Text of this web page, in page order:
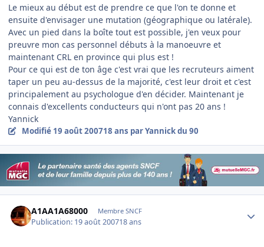
Le mieux au début est de prendre ce que l'on te donne et
ensuite d'envisager une mutation (géographique ou latérale).
Avec un pied dans la boîte tout est possible, j'en veux pour
preuvre mon cas personnel débuts à la manoeuvre et
maintenant CRL en province qui plus est !
Pour ce qui est de ton âge c'est vrai que les recruteurs aiment
taper un peu au-dessus de la majorité, c'est leur droit et c'est
principalement au psychologue d'en décider. Maintenant je
connais d'excellents conducteurs qui n'ont pas 20 ans !
Yannick
Modifié 19 août 200718 ans par Yannick du 90
A1AA1A68000 Membre SNCF
Publication: 19 août 200718 ans